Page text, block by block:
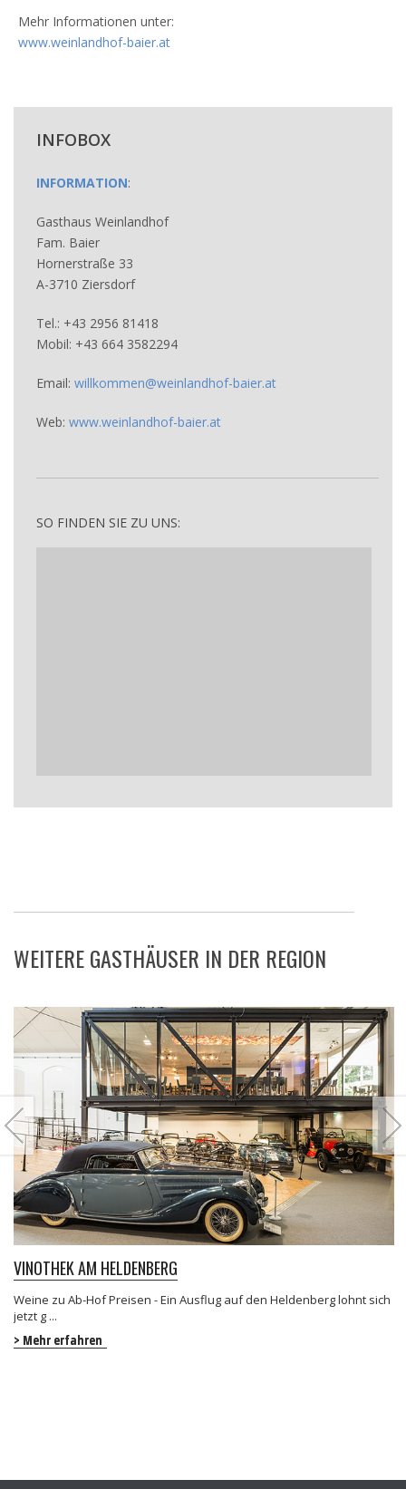
Mehr Informationen unter:
www.weinlandhof-baier.at
INFOBOX
INFORMATION:
Gasthaus Weinlandhof
Fam. Baier
Hornerstraße 33
A-3710 Ziersdorf
Tel.: +43 2956 81418
Mobil: +43 664 3582294
Email: willkommen@weinlandhof-baier.at
Web: www.weinlandhof-baier.at
SO FINDEN SIE ZU UNS:
WEITERE GASTHÄUSER IN DER REGION
VINOTHEK AM HELDENBERG
Weine zu Ab-Hof Preisen - Ein Ausflug auf den Heldenberg lohnt sich
jetzt g ...
> Mehr erfahren